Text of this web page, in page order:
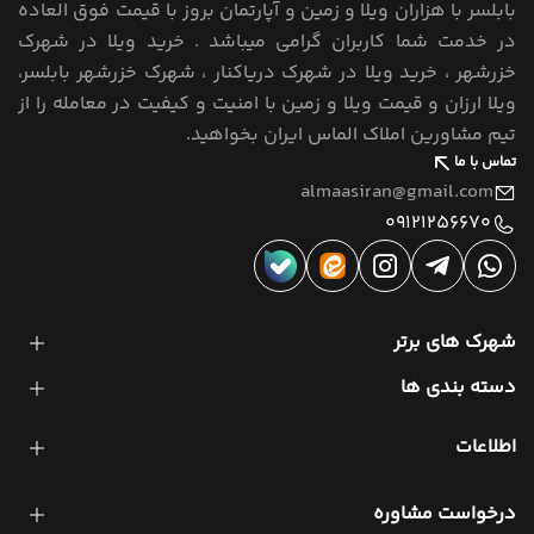
بابلسر با هزاران ویلا و زمین و آپارتمان بروز با قیمت فوق العاده
در خدمت شما کاربران گرامی میباشد . خرید ویلا در شهرک
خزرشهر ، خرید ویلا در شهرک دریاکنار ، شهرک خزرشهر بابلسر،
ویلا ارزان و قیمت ویلا و زمین با امنیت و کیفیت در معامله را از
تیم مشاورین املاک الماس ایران بخواهید.
تماس با ما
almaasiran@gmail.com
09121256670
شهرک های برتر
دسته بندی ها
اطلاعات
درخواست مشاوره